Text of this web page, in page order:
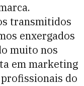
transmitidos
enxergados
muito nos
em marketing
do